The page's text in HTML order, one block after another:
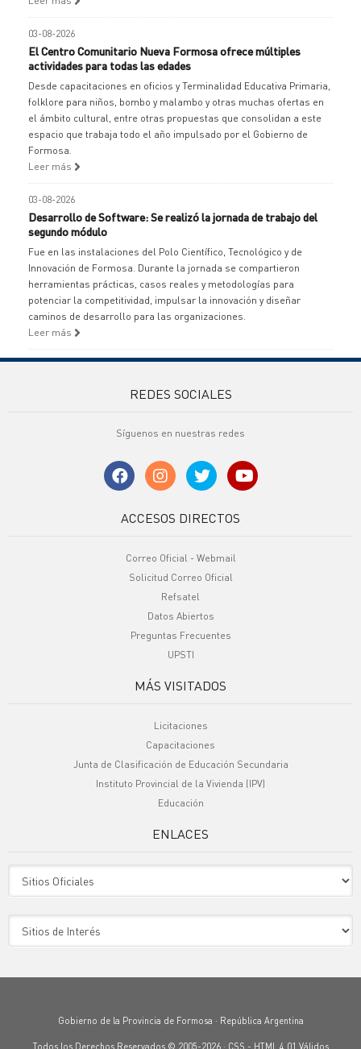
03-08-2026
El Centro Comunitario Nueva Formosa ofrece múltiples
actividades para todas las edades
Desde capacitaciones en oficios y Terminalidad Educativa Primaria,
folklore para niños, bombo y malambo y otras muchas ofertas en
el ámbito cultural, entre otras propuestas que consolidan a este
espacio que trabaja todo el año impulsado por el Gobierno de
Formosa.
Leer más
03-08-2026
Desarrollo de Software: Se realizó la jornada de trabajo del
segundo módulo
Fue en las instalaciones del Polo Científico, Tecnológico y de
Innovación de Formosa. Durante la jornada se compartieron
herramientas prácticas, casos reales y metodologías para
potenciar la competitividad, impulsar la innovación y diseñar
caminos de desarrollo para las organizaciones.
Leer más
REDES SOCIALES
Síguenos en nuestras redes
ACCESOS DIRECTOS
Correo Oficial - Webmail
Solicitud Correo Oficial
Refsatel
Datos Abiertos
Preguntas Frecuentes
UPSTI
MÁS VISITADOS
Licitaciones
Capacitaciones
Junta de Clasificación de Educación Secundaria
Instituto Provincial de la Vivienda (IPV)
Educación
ENLACES
Gobierno de la Provincia de Formosa · República Argentina
Todos los Derechos Reservados © 2005-2026 · CSS - HTML 4.01 Válidos